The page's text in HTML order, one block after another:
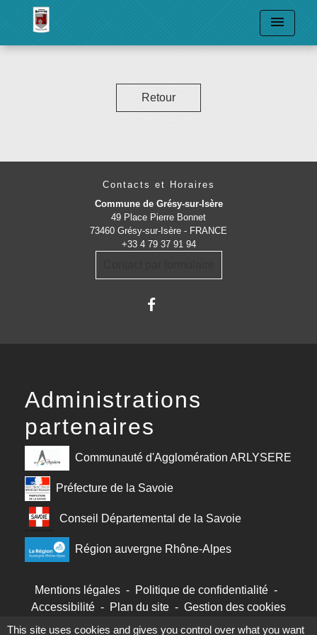
menu
Retour
Contacts et Horaires
Commune de Grésy-sur-Isère
49 Place Pierre Bonnet
73460 Grésy-sur-Isère - FRANCE
+33 4 79 37 91 94
Administrations
partenaires
Communauté d'Agglomération ARLYSERE
Préfecture de la Savoie
Conseil Départemental de la Savoie
Région auvergne Rhône-Alpes
Mentions légales - Politique de confidentialité -
Accessibilité - Plan du site - Gestion des cookies
This site uses cookies and gives you control over what you want